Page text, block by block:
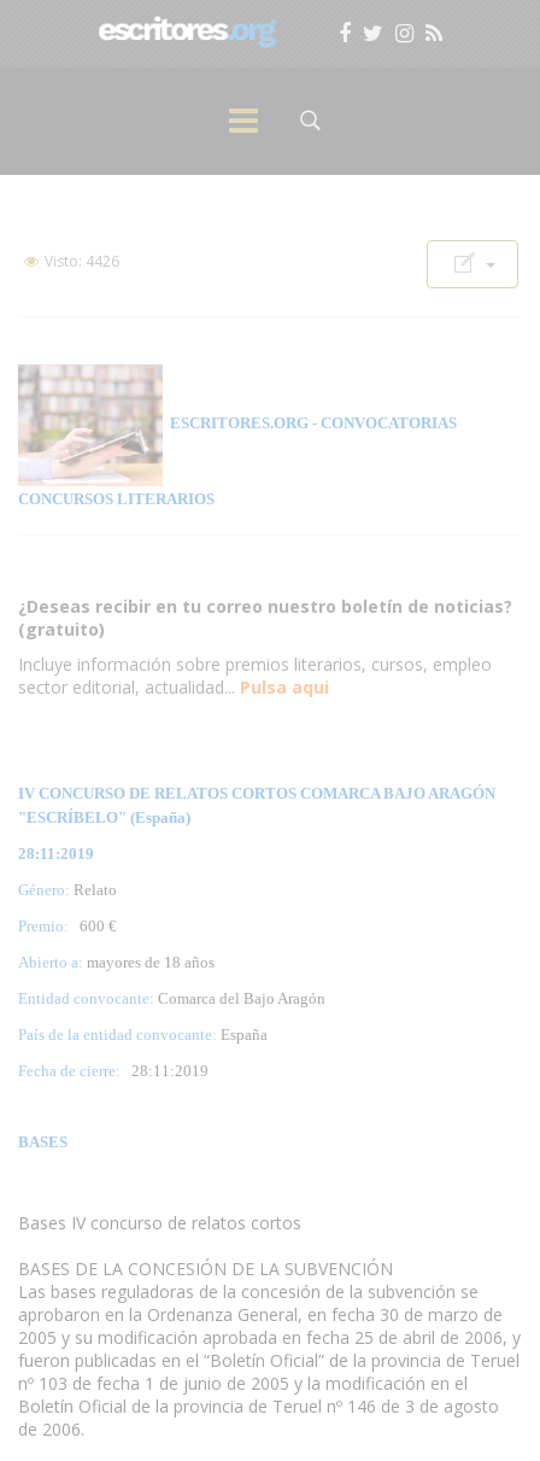
Visto: 4426
ESCRITORES.ORG - CONVOCATORIAS
CONCURSOS LITERARIOS
¿Deseas recibir en tu correo nuestro boletín de noticias?
(gratuito)
Incluye información sobre premios literarios, cursos, empleo
sector editorial, actualidad... Pulsa aqui
IV CONCURSO DE RELATOS CORTOS COMARCA BAJO ARAGÓN
"ESCRÍBELO" (España)
28:11:2019
Género: Relato
Premio:
600 €
Abierto a: mayores de 18 años
Entidad convocante: Comarca del Bajo Aragón
País de la entidad convocante: España
Fecha de cierre: 28:11:2019
BASES
Bases IV concurso de relatos cortos
BASES DE LA CONCESIÓN DE LA SUBVENCIÓN
Las bases reguladoras de la concesión de la subvención se
aprobaron en la Ordenanza General, en fecha 30 de marzo de
2005 y su modificación aprobada en fecha 25 de abril de 2006, y
fueron publicadas en el “Boletín Oficial” de la provincia de Teruel
nº 103 de fecha 1 de junio de 2005 y la modificación en el
Boletín Oficial de la provincia de Teruel nº 146 de 3 de agosto
de 2006.